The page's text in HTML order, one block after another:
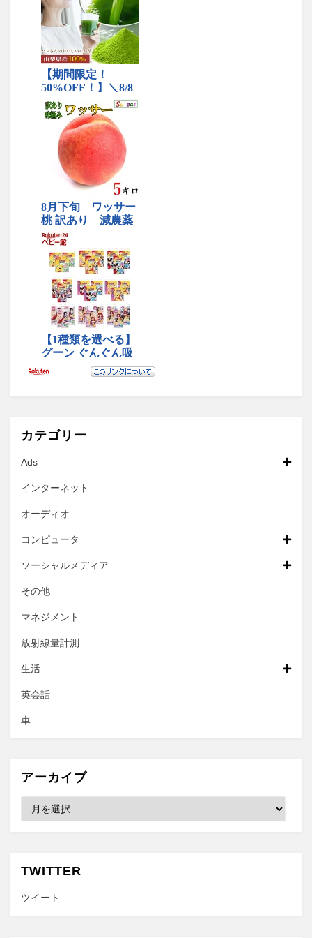
カテゴリー
Ads
インターネット
オーディオ
コンピュータ
ソーシャルメディア
その他
マネジメント
放射線量計測
生活
英会話
車
アーカイブ
ブ
TWITTER
ツイート